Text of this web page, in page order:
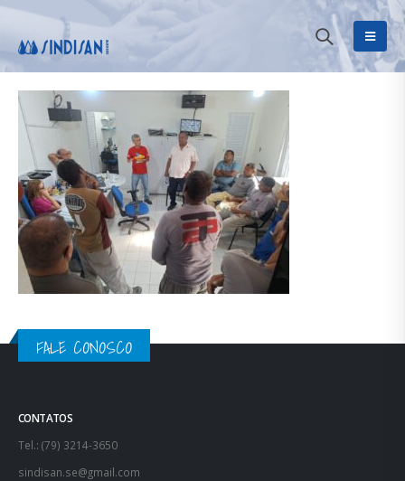
FALE CONOSCO
CONTATOS
Tel.: (79) 3214-3650
sindisan.se@gmail.com